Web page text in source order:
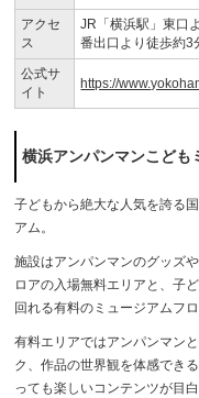
アクセ
ス
JR「横浜駅」東口
番出口より徒歩約3
公式サ
イト
https://
横浜アンパンマンこども
子どもから絶大な人気を誇る
アム。
施設はアンパンマンのグッズ
ロアの入場無料エリアと、子
回れる有料のミュージアムフ
有料エリアではアンパンマン
ク、作品の世界観を体感でき
っても楽しいコンテンツが目白